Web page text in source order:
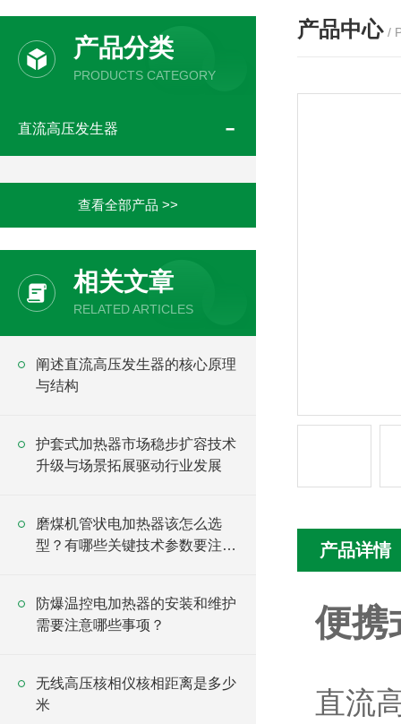
产品分类
PRODUCTS CATEGORY
直流高压发生器
查看全部产品 >>
相关文章
RELATED ARTICLES
阐述直流高压发生器的核心原理
与结构
护套式加热器市场稳步扩容技术
升级与场景拓展驱动行业发展
磨煤机管状电加热器该怎么选
型？有哪些关键技术参数要注
防爆温控电加热器的安装和维护
需要注意哪些事项？
无线高压核相仪核相距离是多少
米
产品中心 /
产品详情
便携
直流